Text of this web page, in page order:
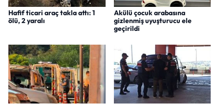
Hafif ticari araç takla attı: 1
ölü, 2 yaralı
Akülü çocuk arabasına
gizlenmiş uyuşturucu ele
geçirildi